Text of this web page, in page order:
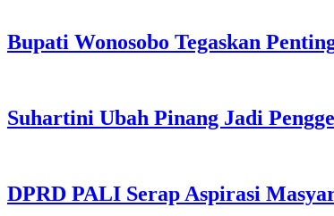
Bupati Wonosobo Tegaskan
Suhartini Ubah Pinang Jadi
DPRD PALI Serap Aspirasi